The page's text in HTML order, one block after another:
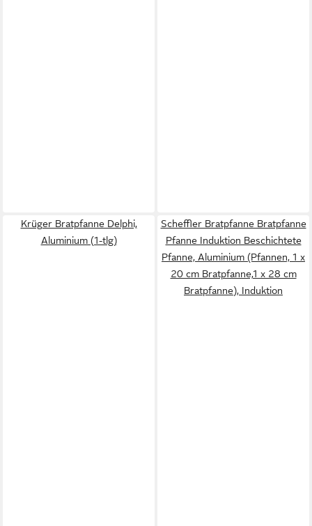
Krüger Bratpfanne Delphi,
Aluminium (1-tlg)
Scheffler Bratpfanne Bratpfanne
Pfanne Induktion Beschichtete
Pfanne, Aluminium (Pfannen, 1 x
20 cm Bratpfanne,1 x 28 cm
Bratpfanne), Induktion